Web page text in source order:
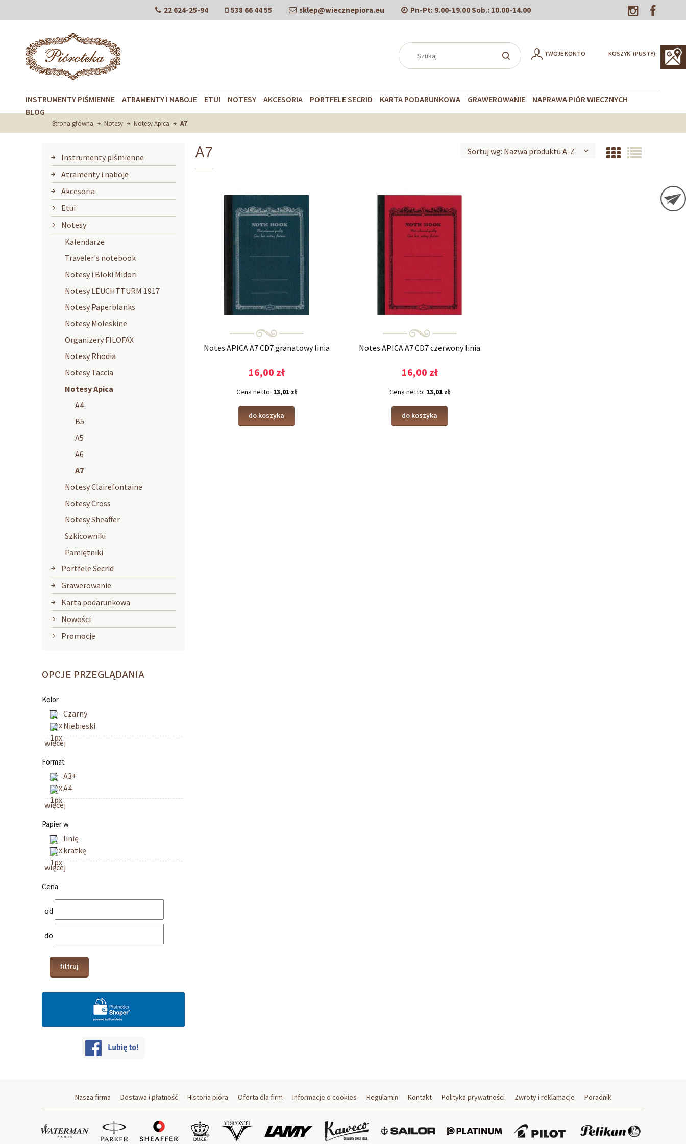
22 624-25-94 538 66 44 55 sklep@wiecznepiora.eu Pn-Pt: 9.00-19.00Sob.: 10.00-14.00
KOSZYK: (PUSTY)
TWOJE KONTO
INSTRUMENTY PIŚMIENNE ATRAMENTY I NABOJE ETUI NOTESY AKCESORIA PORTFELE SECRID KARTA PODARUNKOWA GRAWEROWANIE
NAPRAWA PIÓR WIECZNYCH
BLOG
Strona główna Notesy Notesy Apica A7
Instrumenty piśmienne
Atramenty i naboje
Akcesoria
Etui
Notesy
Kalendarze
Traveler's notebook
Notesy i Bloki Midori
Notesy LEUCHTTURM 1917
Notesy Paperblanks
Notesy Moleskine
Organizery FILOFAX
Notesy Rhodia
Notesy Taccia
Notesy Apica
A4
B5
A5
A6
A7
Notesy Clairefontaine
Notesy Cross
Notesy Sheaffer
Szkicowniki
Pamiętniki
Portfele Secrid
Grawerowanie
Karta podarunkowa
Nowości
Promocje
OPCJE PRZEGLĄDANIA
Kolor
Czarny
Niebieski
więcej
Format
A3+
A4
więcej
Papier w
linię
kratkę
więcej
Cena
od
do
filtruj
A7 Sortuj wg: Nazwa produktu A-Z
Notes APICA A7 CD7 granatowy linia
16,00 zł
Cena netto: 13,01 zł
do koszyka
Notes APICA A7 CD7 czerwony linia
16,00 zł
Cena netto: 13,01 zł
do koszyka
Nasza firma Dostawa i płatność Historia pióra Oferta dla firm Informacje o cookies Regulamin Kontakt Polityka prywatności Zwroty i reklamacje Poradnik